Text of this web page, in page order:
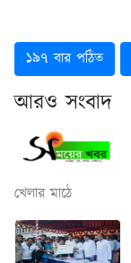
১৯৭ বার পঠিত
আরও সংবাদ
খেলার মাঠে